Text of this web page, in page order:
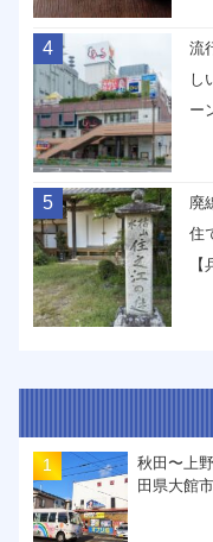
4
流
し
ー
5
廃
住
秋田〜上
田県大館市